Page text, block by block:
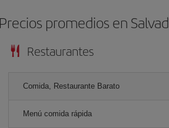
Precios promedios en
Restaurantes
Comida, Restaurante Barato
Menú comida rápida